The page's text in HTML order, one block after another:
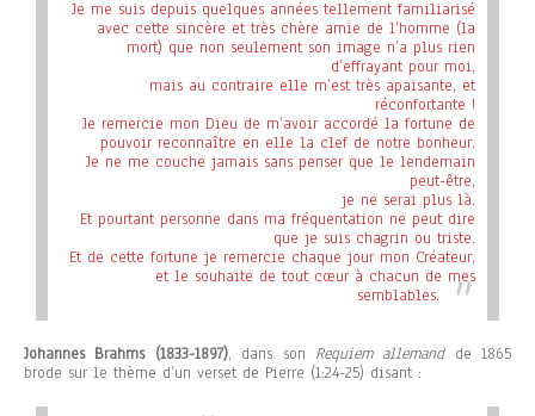
Je me suis depuis quelques années tellement familiarisé
avec cette sincère et très chère amie de l’homme (la
mort) que non seulement son image n’a plus rien
d’effrayant pour moi,
mais au contraire elle m’est très apaisante, et
réconfortante !
Je remercie mon Dieu de m’avoir accordé la fortune de
pouvoir reconnaître en elle la clef de notre bonheur.
Je ne me couche jamais sans penser que le lendemain
peut-être,
je ne serai plus là.
Et pourtant personne dans ma fréquentation ne peut dire
que je suis chagrin ou triste.
Et de cette fortune je remercie chaque jour mon Créateur,
et le souhaite de tout cœur à chacun de mes
semblables.
Johannes Brahms (1833-1897), dans son Requiem allemandde 1865
brode sur le thème d’un verset de Pierre (1:24-25) disant :